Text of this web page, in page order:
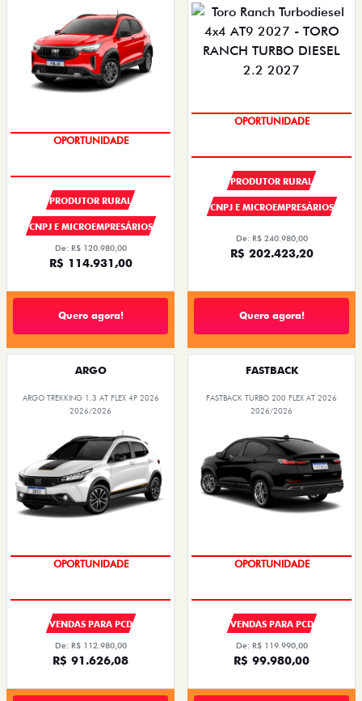
PRODUTOR RURAL
CNPJ E MICROEMPRESÁRIOS
De: R$ 120.980,00
R$ 114.931,00
Quero agora!
PRODUTOR RURAL
CNPJ E MICROEMPRESÁRIOS
De: R$ 240.980,00
R$ 202.423,20
Quero agora!
ARGO
ARGO TREKKING 1.3 AT FLEX 4P 2026
2026/2026
OPORTUNIDADE
VENDAS PARA PCD
De: R$ 112.980,00
R$ 91.626,08
FASTBACK
FASTBACK TURBO 200 FLEX AT 2026
2026/2026
OPORTUNIDADE
VENDAS PARA PCD
De: R$ 119.990,00
R$ 99.980,00